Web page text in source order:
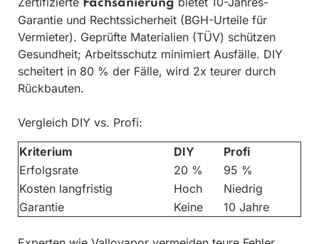
Fachsanierung
Garantie und Rechtssicherheit (BGH-Urteile für
Vermieter). Geprüfte Materialien (TÜV) schützen
Gesundheit; Arbeitsschutz minimiert Ausfälle. DIY
scheitert in 80 % der Fälle, wird 2x teurer durch
Rückbauten.
Vergleich DIY vs. Profi:
Kriterium DIY
Profi
Erfolgsrate
20 %
95 %
Kosten langfristig
Hoch
Niedrig
Garantie
Keine 10 Jahre